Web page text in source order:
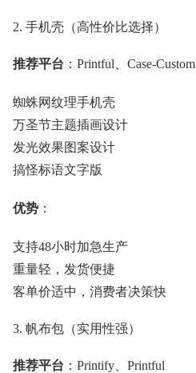
2. 手机壳（高性价比选择）
推荐平台 ：Printful、Case-Custom
蜘蛛网纹理手机壳
万圣节主题插画设计
发光效果图案设计
搞怪标语文字版
优势 ：
支持48小时加急生产
重量轻，发货便捷
客单价适中，消费者决策快
3. 帆布包（实用性强）
推荐平台 ：Printify、Printful